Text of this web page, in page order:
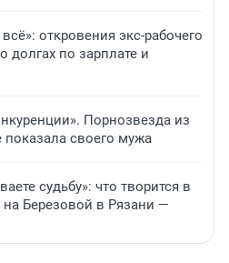
откровения экс-рабочего
по зарплате и
Порнозвезда из
показала своего мужа
судьбу»: что творится в
Березовой в Рязани —